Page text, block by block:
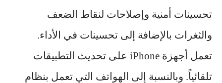
تحسينات أمنية وإصلاحات لنقاط الضعف
والثغرات بالإضافة إلى تحسينات في الأداء.
تعمل أجهزة iPhone على تحديث التطبيقات
تلقائياً. وبالنسبة إلى الهواتف التي تعمل بنظام